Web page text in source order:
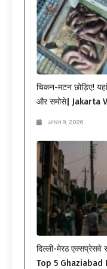
चिकन-मटन छोड़िए!
और समोसे| Jakarta
अगस्त 9, 2026
दिल्ली-मेरठ
Top 5 Ghaziabad